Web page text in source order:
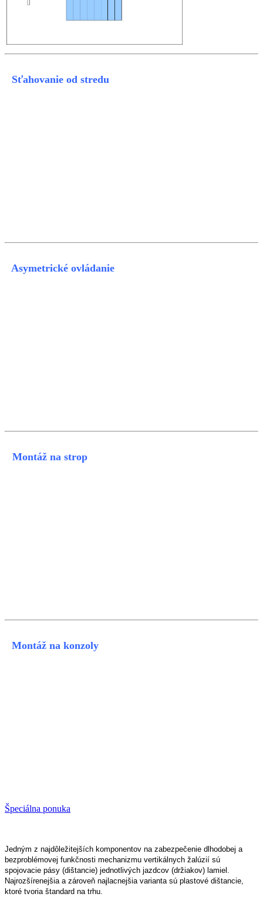
Sťahovanie od stredu
Asymetrické ovládanie
Montáž na strop
Montáž na konzoly
Špeciálna ponuka
Jedným z najdôležitejších komponentov na zabezpečenie dlhodobej a
bezproblémovej funkčnosti mechanizmu vertikálnych žalúzií sú
spojovacie pásy (dištancie) jednotlivých jazdcov (držiakov) lamiel.
Najrozšírenejšia a zároveň najlacnejšia varianta sú plastové dištancie,
ktoré tvoria štandard na trhu.